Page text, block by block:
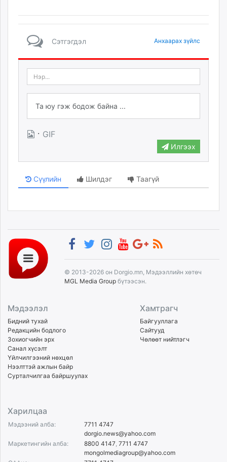
Сэтгэгдэл Анхаарах зүйлс
· GIF
Илгээх
Сүүлийн Шилдэг Таагүй
© 2013-2026 он Dorgio.mn, Мэдээллийн хөтөч
MGL Media Group бүтээсэн.
Мэдээлэл
Бидний тухай
Редакцийн бодлого
Зохиогчийн эрх
Санал хүсэлт
Үйлчилгээний нөхцөл
Нээлттэй ажлын байр
Сурталчилгаа байршуулах
Хамтрагч
Байгууллага
Сайтууд
Чөлөөт нийтлэгч
Харилцаа
Мэдээний алба:
7711 4747
dorgio.news@yahoo.com
Маркетингийн алба:
8800 4147 7711 4747
mongolmediagroup@yahoo.com